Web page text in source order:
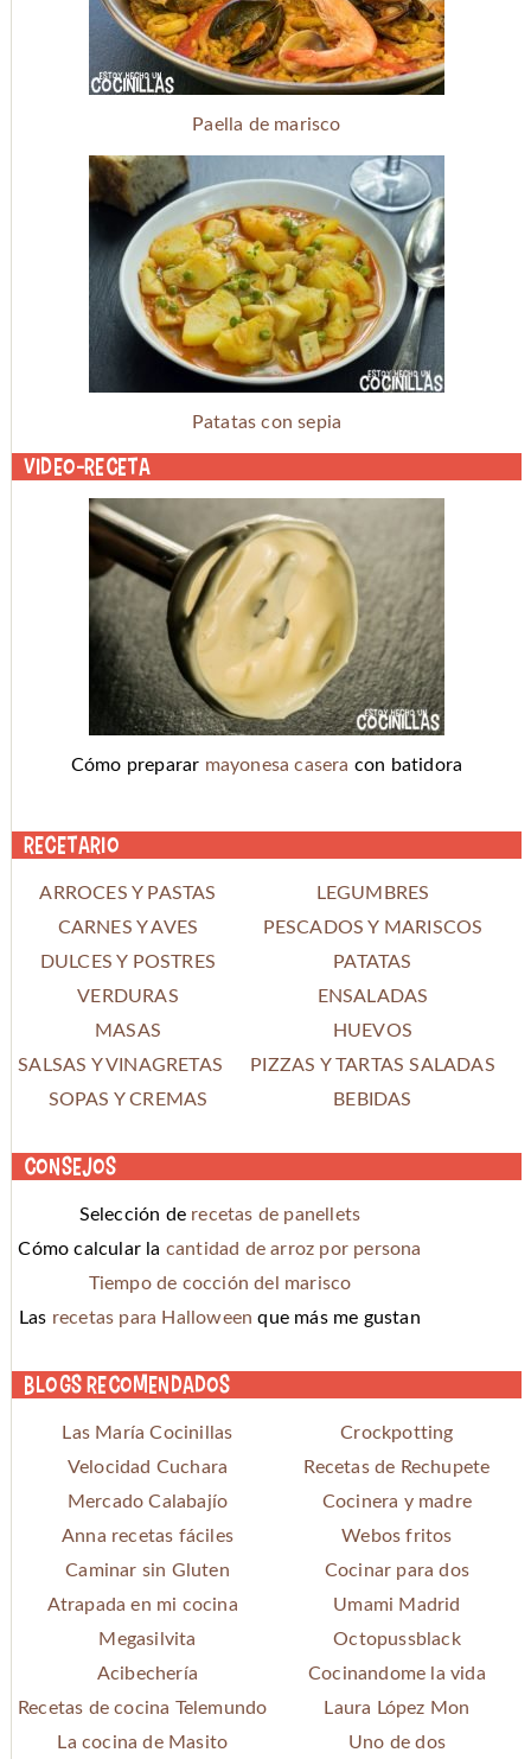
Paella de marisco
Patatas con sepia
Video-receta
Cómo preparar mayonesa casera con batidora
Recetario
ARROCES Y PASTAS
LEGUMBRES
CARNES Y AVES
PESCADOS Y MARISCOS
DULCES Y POSTRES
PATATAS
VERDURAS
ENSALADAS
MASAS
HUEVOS
SALSAS Y VINAGRETAS
PIZZAS Y TARTAS SALADAS
SOPAS Y CREMAS
BEBIDAS
Consejos
Selección de recetas de panellets
Cómo calcular la cantidad de arroz por persona
Tiempo de cocción del marisco
Las recetas para Halloween que más me gustan
Blogs recomendados
Las María Cocinillas
Crockpotting
Velocidad Cuchara
Recetas de Rechupete
Mercado Calabajío
Cocinera y madre
Anna recetas fáciles
Webos fritos
Caminar sin Gluten
Cocinar para dos
Atrapada en mi cocina
Umami Madrid
Megasilvita
Octopussblack
Acibechería
Cocinandome la vida
Recetas de cocina Telemundo
Laura López Mon
La cocina de Masito
Uno de dos